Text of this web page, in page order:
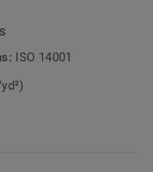
ISO 14001